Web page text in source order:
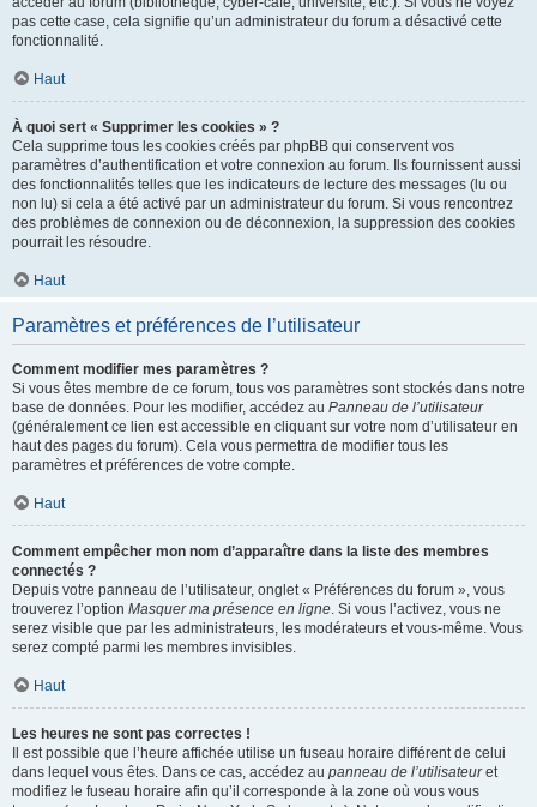
pas cette case, cela signifie qu’un administrateur du forum a désactivé cette
fonctionnalité.
Haut
À quoi sert « Supprimer les cookies » ?
Cela supprime tous les cookies créés par phpBB qui conservent vos
paramètres d’authentification et votre connexion au forum. Ils fournissent aussi
des fonctionnalités telles que les indicateurs de lecture des messages (lu ou
non lu) si cela a été activé par un administrateur du forum. Si vous rencontrez
des problèmes de connexion ou de déconnexion, la suppression des cookies
pourrait les résoudre.
Haut
Paramètres et préférences de l’utilisateur
Comment modifier mes paramètres ?
Si vous êtes membre de ce forum, tous vos paramètres sont stockés dans notre
base de données. Pour les modifier, accédez au Panneau de l’utilisateur
(généralement ce lien est accessible en cliquant sur votre nom d’utilisateur en
haut des pages du forum). Cela vous permettra de modifier tous les
paramètres et préférences de votre compte.
Haut
Comment empêcher mon nom d’apparaître dans la liste des membres
connectés ?
Depuis votre panneau de l’utilisateur, onglet « Préférences du forum », vous
trouverez l’option Masquer ma présence en ligne. Si vous l’activez, vous ne
serez visible que par les administrateurs, les modérateurs et vous-même. Vous
serez compté parmi les membres invisibles.
Haut
Les heures ne sont pas correctes !
Il est possible que l’heure affichée utilise un fuseau horaire différent de celui
dans lequel vous êtes. Dans ce cas, accédez au panneau de l’utilisateuret
modifiez le fuseau horaire afin qu’il corresponde à la zone où vous vous